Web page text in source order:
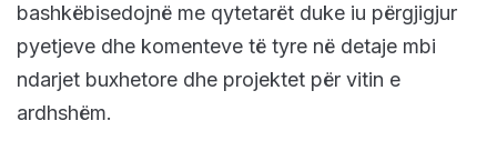
bashkëbisedojnë me qytetarët duke iu përgjigjur
pyetjeve dhe komenteve të tyre në detaje mbi
ndarjet buxhetore dhe projektet për vitin e
ardhshëm.